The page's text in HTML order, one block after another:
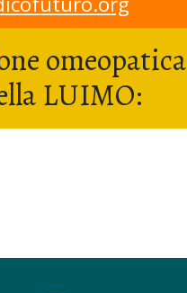
omeopatica
LUIMO: